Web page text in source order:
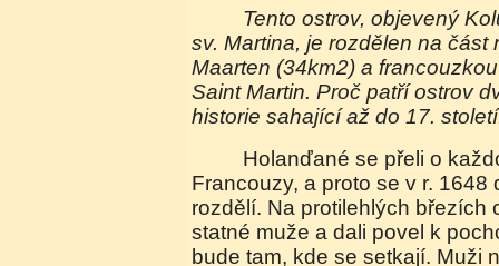
Tento ostrov, objevený Kolumbem v den svátku
sv. Martina, je rozdělen na část
Maarten (34km2) a
Saint Martin. Proč patří ostrov
historie sahající až do 17.
Holanďané se přeli o každou píď půdy i s
Francouzy, a proto se v r. 1648
rozdělí. Na protilehlých březích
statné muže a dali povel k
bude tam, kde se setkají. Muži